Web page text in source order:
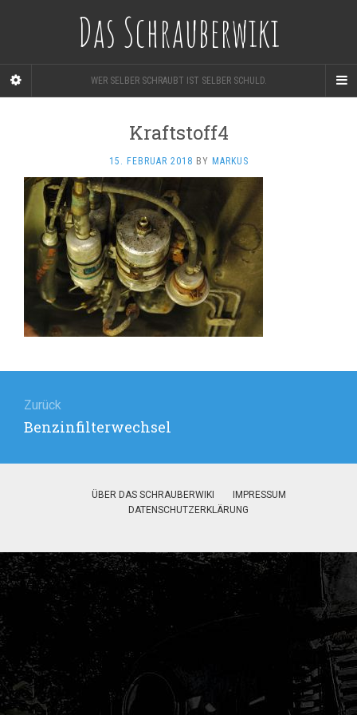
Das Schrauberwiki
WER SELBER SCHRAUBT IST SELBER SCHULD.
Kraftstoff4
15. FEBRUAR 2018 BY MARKUS
Zurück
Vorheriger
Benzinfilterwechsel
ÜBER DAS SCHRAUBERWIKI
IMPRESSUM
DATENSCHUTZERKLÄRUNG